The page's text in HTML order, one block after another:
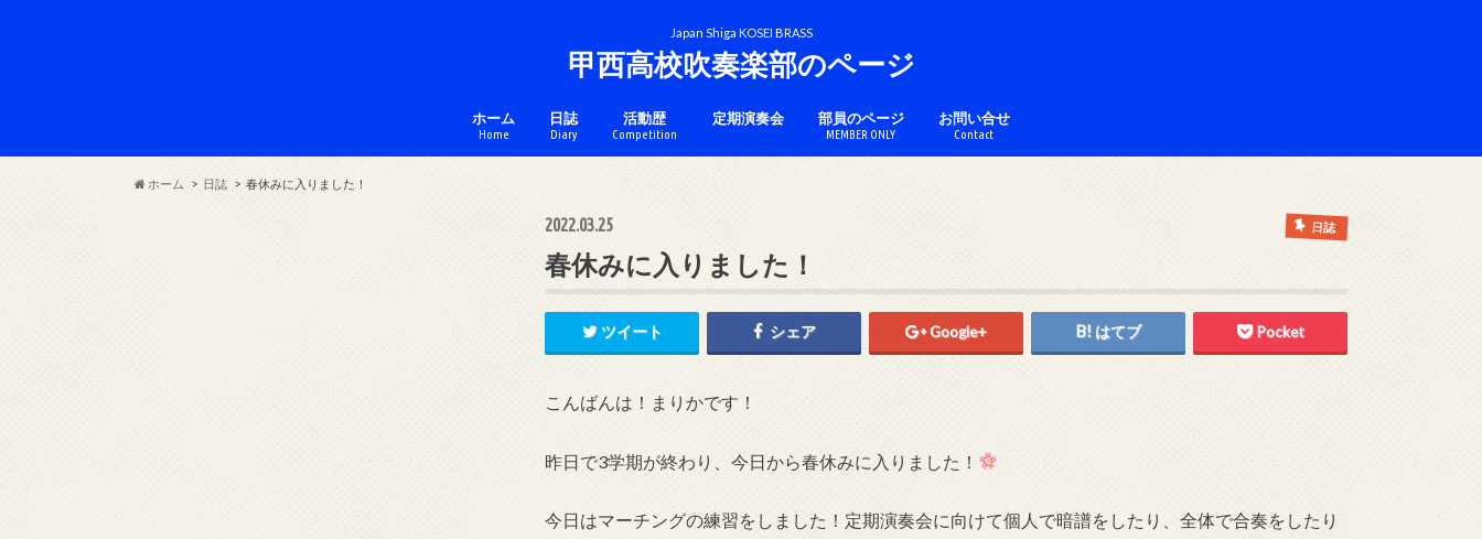
Japan Shiga KOSEI BRASS
甲西高校吹奏楽部のページ
ホーム
Home
日誌
Diary
活動歴
Competition
定期演奏会
チケットのページ
部員のページ
MEMBER ONLY
お問い合せ
Contact
ホーム 日誌 春休みに入りました！
2022.03.25 日誌
春休みに入りました！
ツイート シェア Google+ はてブ Pocket
こんばんは！まりかです！
昨日で3学期が終わり、今日から春休みに入りました！
今日はマーチングの練習をしました！定期演奏会に向けて個人で暗譜をしたり、全体で合奏をしたり